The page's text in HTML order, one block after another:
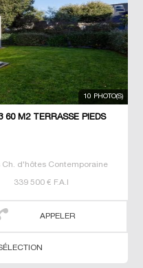
10 PHOTO(S)
60 M2 TERRASSE PIEDS
d'hôtes Contemporaine
339 500 € F.A.I
APPELER